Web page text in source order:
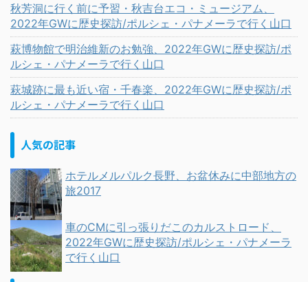
秋芳洞に行く前に予習・秋吉台エコ・ミュージアム、
2022年GWに歴史探訪/ポルシェ・パナメーラで行く山口
萩博物館で明治維新のお勉強、2022年GWに歴史探訪/ポ
ルシェ・パナメーラで行く山口
萩城跡に最も近い宿・千春楽、2022年GWに歴史探訪/ポ
ルシェ・パナメーラで行く山口
人気の記事
ホテルメルパルク長野、お盆休みに中部地方の
旅2017
車のCMに引っ張りだこのカルストロード、
2022年GWに歴史探訪/ポルシェ・パナメーラ
で行く山口